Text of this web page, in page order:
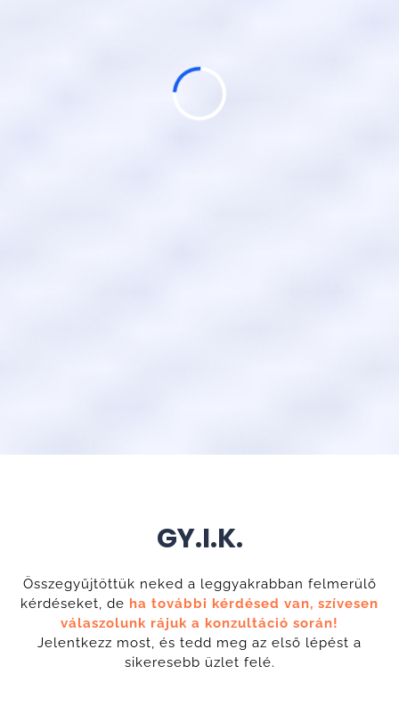
GY.I.K.
Összegyűjtöttük neked a leggyakrabban felmerülő
kérdéseket, de ha további kérdésed van, szívesen
válaszolunk rájuk a konzultáció során!
Jelentkezz most, és tedd meg az első lépést a
sikeresebb üzlet felé.